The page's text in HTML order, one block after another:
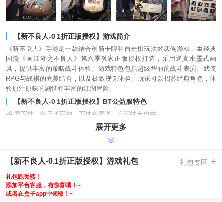
【新不良人-0.1折正版授权】游戏简介
《新不良人》手游是一款结合创新卡牌和自走棋玩法的武侠游戏，由经典
国漫《画江湖之不良人》第六季独家正版授权打造，采用逼真水墨式画
风，提供丰富的策略战斗体验。游戏特色包括超级华丽的战斗表演、武侠
RPG与战棋的完美结合，以及极致视觉体验。玩家可以招募经典角色，体
验原汁原味的剧情和丰富的江湖冒险。
【新不良人-0.1折正版授权】BT公益服特色
-免费万抽，每日送百抽，万抽免费送，实现抽卡自由
-充值比例1:10元宝，正版授权0.1折上线
-自走棋战斗，匠心独创，还原动漫经典阵营羁绊，8大职业自走棋式战斗
-兵神姬如雪，创角即送兵神姬如雪，八日登录保送直升超天位
-天暗星降世，七日目标免费送大量李星云碎片，直升超天位
-免费提升至超凡天暗星，新任不良帅霸道降临
展开更多
【新不良人-0.1折正版授权】游戏礼包 礼包专区 +
礼包跑丢喽！
添加平台客服，有惊喜哦！~
或者在盒子app中领取！~